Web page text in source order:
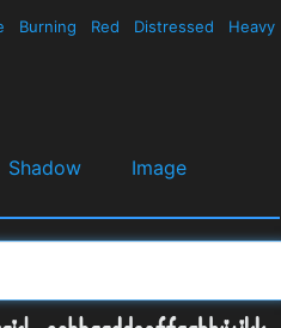
Burning Red Distressed Heavy
Shadow
Image